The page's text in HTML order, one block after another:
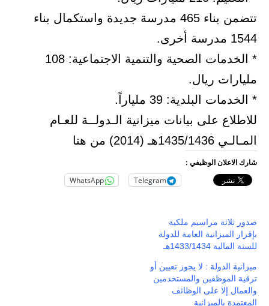
تتضمن بناء 465 مدرسة جديدة واستكمال بناء
1544 مدرسة أخرى.
* الخدمات الصحية والتنمية الاجتماعية: 108
مليارات ريال.
* الخدمات البلدية: 39 ملياراً.
للاطلاع على بيانات ميزانية الـدولــة للعـام
المـالـي 1435/1436هـ (2014) من هنا
شارك الاعلان الوظيفي :
Telegram
WhatsApp
صدور ثلاثة مراسيم ملكية
بإقرار الميزانية العامة للدولة
للسنة المالية 1433/1434هـ
ميزانية الدولة : لا يجوز تعيين أو
ترقية الموظفين والمستخدمين
والعمال إلا على الوظائف
المعتمدة بالميزانية